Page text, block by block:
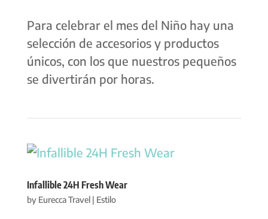
Para celebrar el mes del Niño hay una
selección de accesorios y productos
únicos, con los que nuestros pequeños
se divertirán por horas.
Infallible 24H Fresh Wear
by Eurecca Travel| Estilo